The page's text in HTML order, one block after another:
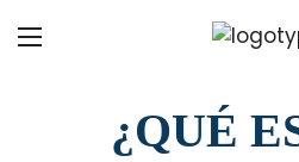
¿QUÉ